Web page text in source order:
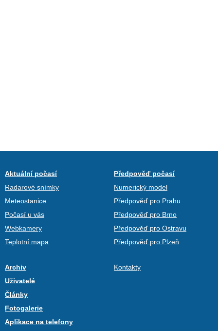
Aktuální počasí
Radarové snímky
Meteostanice
Počasí u vás
Webkamery
Teplotní mapa
Předpověď počasí
Numerický model
Předpověď pro Prahu
Předpověď pro Brno
Předpověď pro Ostravu
Předpověď pro Plzeň
Archiv
Uživatelé
Články
Fotogalerie
Aplikace na telefony
Kontakty